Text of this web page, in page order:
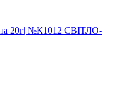
20г| №К1012 СВІТЛО-